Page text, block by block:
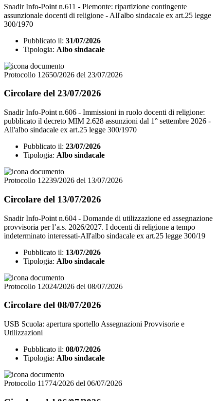
Snadir Info-Point n.611 - Piemonte: ripartizione contingente
assunzionale docenti di religione - All'albo sindacale ex art.25 legge
300/1970
Pubblicato il: 31/07/2026
Tipologia: Albo sindacale
Protocollo 12650/2026 del 23/07/2026
Circolare del 23/07/2026
Snadir Info-Point n.606 - Immissioni in ruolo docenti di religione:
pubblicato il decreto MIM 2.628 assunzioni dal 1° settembre 2026 -
All'albo sindacale ex art.25 legge 300/1970
Pubblicato il: 23/07/2026
Tipologia: Albo sindacale
Protocollo 12239/2026 del 13/07/2026
Circolare del 13/07/2026
Snadir Info-Point n.604 - Domande di utilizzazione ed assegnazione
provvisoria per l’a.s. 2026/2027. I docenti di religione a tempo
indeterminato interessati-All'albo sindacale ex art.25 legge 300/19
Pubblicato il: 13/07/2026
Tipologia: Albo sindacale
Protocollo 12024/2026 del 08/07/2026
Circolare del 08/07/2026
USB Scuola: apertura sportello Assegnazioni Provvisorie e
Utilizzazioni
Pubblicato il: 08/07/2026
Tipologia: Albo sindacale
Protocollo 11774/2026 del 06/07/2026